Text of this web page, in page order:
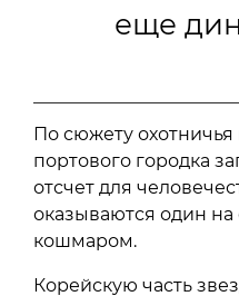
еще
По сюжету охотничья
портового городка
отсчет для
оказываются один
кошмаром.
Корейскую часть